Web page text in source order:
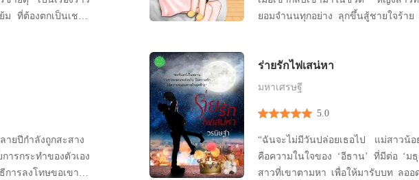
ที่ต้องตกเป็นเชลย
ยอมจำนนทุกอย่าง ลุกขึ้นสู้ชายใจร้าย
ตน ...................... "ได้โปรด...อย่าทำเ
แล้วค่ะคุณยักษ์" ณศริ
ายปีกำลังถูกสะสาง
ารกระทำของตัวเอง
ารลงโทษขอเขาไม่
ร่ายรักไฟเสน่หา
มหาเศรษฐี
5.0
“ฉันจะไม่มีวันปล่อยเธอไป แม่สาวน้อ
คือความในใจของ ‘อีธาน’ ที่มีต่อ ‘ม
สาวที่เขาตามหา เพื่อให้มารับบท ลออด